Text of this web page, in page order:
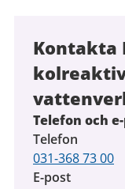
Kontakta
Telefon och
Telefon
031-368 73 00
E-post